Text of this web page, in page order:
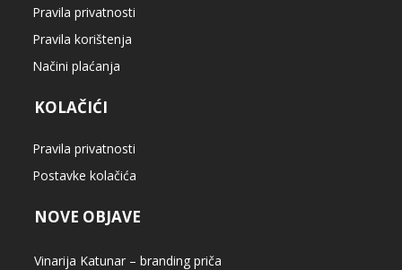
Pravila privatnosti
Pravila korištenja
Načini plaćanja
KOLAČIĆI
Pravila privatnosti
Postavke kolačića
NOVE OBJAVE
Vinarija Katunar – branding priča